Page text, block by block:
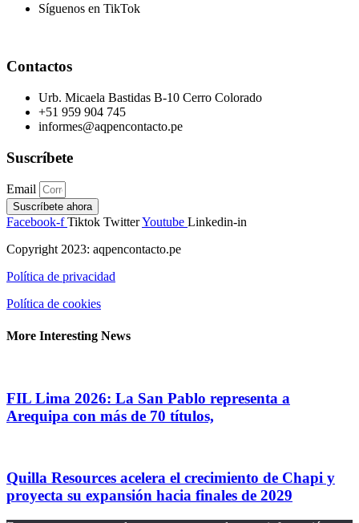
Síguenos en TikTok
Contactos
Urb. Micaela Bastidas B-10 Cerro Colorado
+51 959 904 745
informes@aqpencontacto.pe
Suscríbete
Email
Suscríbete ahora
Facebook-f Tiktok TwitterYoutube Linkedin-in
Copyright 2023: aqpencontacto.pe
Política de privacidad
Política de cookies
More Interesting News
FIL Lima 2026: La San Pablo representa a
Arequipa con más de 70 títulos,
Quilla Resources acelera el crecimiento de Chapi y
proyecta su expansión hacia finales de 2029